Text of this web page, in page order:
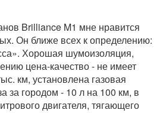
Brilliance M1 мне нравится
Он ближе всех к определению:
Хорошая шумоизоляция,
цена-качество - не имеет
км, установлена газовая
за городом - 10 л на 100 км, в
двигателя, тягающего